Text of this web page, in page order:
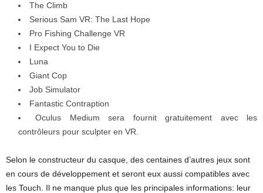
The Climb
Serious Sam VR: The Last Hope
Pro Fishing Challenge VR
I Expect You to Die
Luna
Giant Cop
Job Simulator
Fantastic Contraption
Oculus Medium sera fournit gratuitement avec les
contrôleurs pour sculpter en VR.
Selon le constructeur du casque, des centaines d’autres jeux sont
en cours de développement et seront eux aussi compatibles avec
les Touch. Il ne manque plus que les principales informations: leur